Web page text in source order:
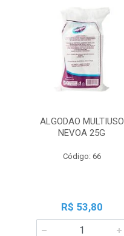
ALGODAO MULTIUSO
NEVOA 25G
Código: 66
R$ 53,80